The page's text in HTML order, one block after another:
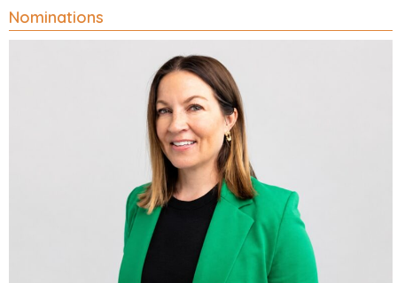
Nominations